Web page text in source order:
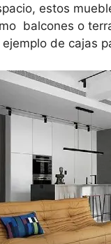
estos
balcones o
de cajas